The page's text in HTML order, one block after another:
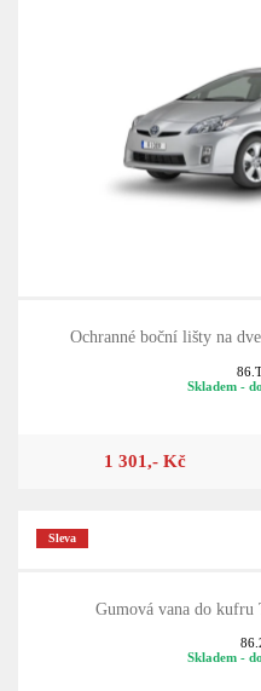
Ochranné boční lišty na
Skladem -
1 301,- Kč
Sleva
Gumová vana do
Skladem -